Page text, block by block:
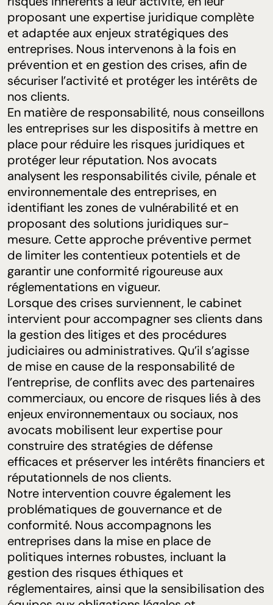
proposant une expertise juridique complète
et adaptée aux enjeux stratégiques des
entreprises. Nous intervenons à la fois en
prévention et en gestion des crises, afin de
sécuriser l’activité et protéger les intérêts de
nos clients.
En matière de responsabilité, nous conseillons
les entreprises sur les dispositifs à mettre en
place pour réduire les risques juridiques et
protéger leur réputation. Nos avocats
analysent les responsabilités civile, pénale et
environnementale des entreprises, en
identifiant les zones de vulnérabilité et en
proposant des solutions juridiques sur-
mesure. Cette approche préventive permet
de limiter les contentieux potentiels et de
garantir une conformité rigoureuse aux
réglementations en vigueur.
Lorsque des crises surviennent, le cabinet
intervient pour accompagner ses clients dans
la gestion des litiges et des procédures
judiciaires ou administratives. Qu’il s’agisse
de mise en cause de la responsabilité de
l’entreprise, de conflits avec des partenaires
commerciaux, ou encore de risques liés à des
enjeux environnementaux ou sociaux, nos
avocats mobilisent leur expertise pour
construire des stratégies de défense
efficaces et préserver les intérêts financiers et
réputationnels de nos clients.
Notre intervention couvre également les
problématiques de gouvernance et de
conformité. Nous accompagnons les
entreprises dans la mise en place de
politiques internes robustes, incluant la
gestion des risques éthiques et
réglementaires, ainsi que la sensibilisation des